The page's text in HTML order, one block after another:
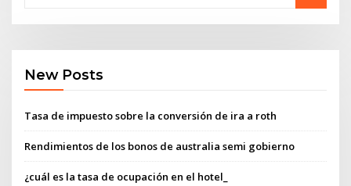
New Posts
Tasa de impuesto sobre la conversión de ira a roth
Rendimientos de los bonos de australia semi gobierno
¿cuál es la tasa de ocupación en el hotel_